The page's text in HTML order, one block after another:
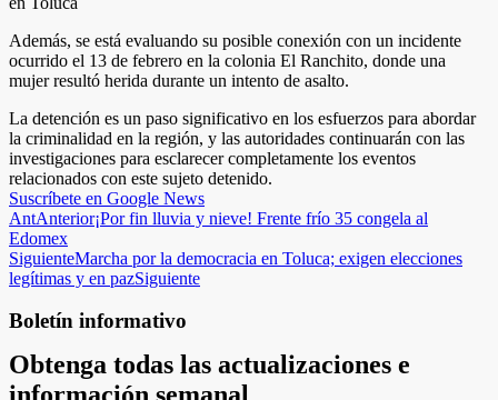
Además, se está evaluando su posible conexión con un incidente
ocurrido el 13 de febrero en la colonia El Ranchito, donde una
mujer resultó herida durante un intento de asalto.
La detención es un paso significativo en los esfuerzos para abordar
la criminalidad en la región, y las autoridades continuarán con las
investigaciones para esclarecer completamente los eventos
relacionados con este sujeto detenido.
Suscríbete en Google News
AntAnterior¡Por fin lluvia y nieve! Frente frío 35 congela al
Edomex
SiguienteMarcha por la democracia en Toluca; exigen elecciones
legítimas y en pazSiguiente
Boletín informativo
Obtenga todas las actualizaciones e